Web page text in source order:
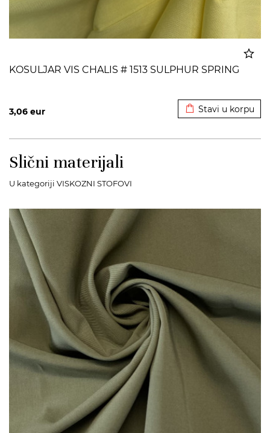
KOSULJAR VIS CHALIS # 1513 SULPHUR SPRING
3,06 eur Stavi u korpu
Slični materijali
U kategoriji VISKOZNI STOFOVI